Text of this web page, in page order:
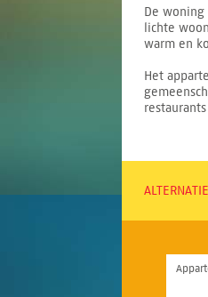
De woning
lichte
warm en
Het